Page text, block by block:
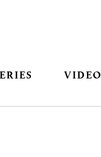
VIDEO